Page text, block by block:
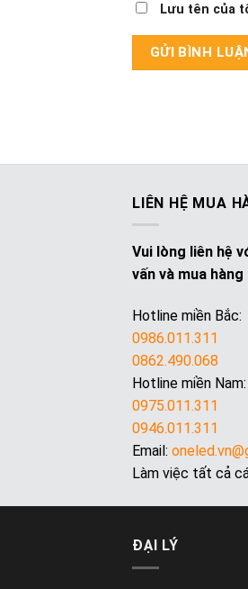
Lưu tên của
LIÊN HỆ MUA
Vui lòng liên hệ
vấn và mua
Hotline miền Bắc:
0986.011.311
0862.490.068
Hotline miền Nam:
0975.011.311
0946.011.311
Email:
Làm việc tất cả
ĐẠI LÝ